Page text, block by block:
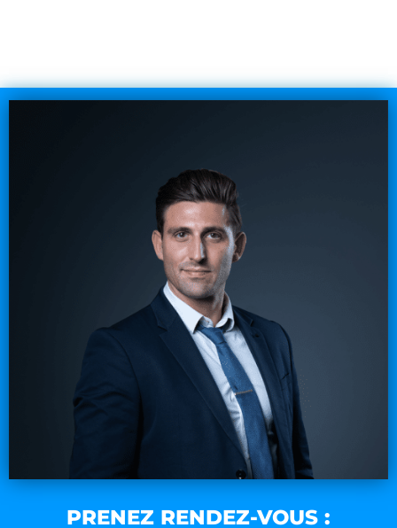
PRENEZ RENDEZ-VOUS :